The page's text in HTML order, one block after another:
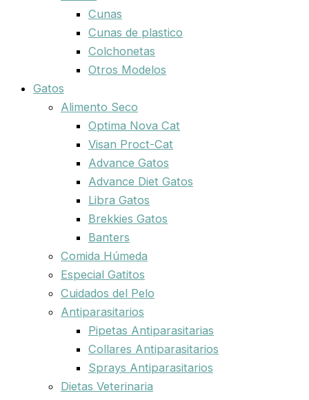
Cunas
Cunas de plastico
Colchonetas
Otros Modelos
Gatos
Alimento Seco
Optima Nova Cat
Visan Proct-Cat
Advance Gatos
Advance Diet Gatos
Libra Gatos
Brekkies Gatos
Banters
Comida Húmeda
Especial Gatitos
Cuidados del Pelo
Antiparasitarios
Pipetas Antiparasitarias
Collares Antiparasitarios
Sprays Antiparasitarios
Dietas Veterinaria